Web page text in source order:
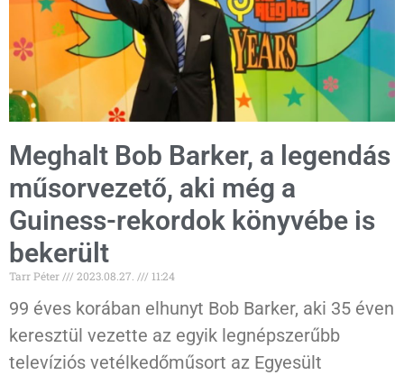
Meghalt Bob Barker, a legendás
műsorvezető, aki még a
Guiness-rekordok könyvébe is
bekerült
Tarr Péter 2023.08.27. 11:24
99 éves korában elhunyt Bob Barker, aki 35 éven
keresztül vezette az egyik legnépszerűbb
televíziós vetélkedőműsort az Egyesült